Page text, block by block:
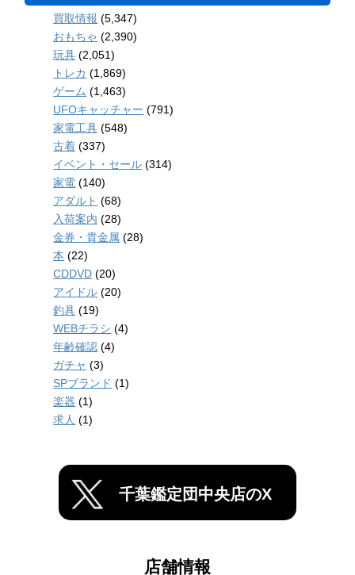
買取情報 (5,347)
おもちゃ (2,390)
玩具 (2,051)
トレカ (1,869)
ゲーム (1,463)
UFOキャッチャー (791)
家電工具 (548)
古着 (337)
イベント・セール (314)
家電 (140)
アダルト (68)
入荷案内 (28)
金券・貴金属 (28)
本 (22)
CDDVD (20)
アイドル (20)
釣具 (19)
WEBチラシ (4)
年齢確認 (4)
ガチャ (3)
SPブランド (1)
楽器 (1)
求人 (1)
千葉鑑定団中央店のX
店舗情報